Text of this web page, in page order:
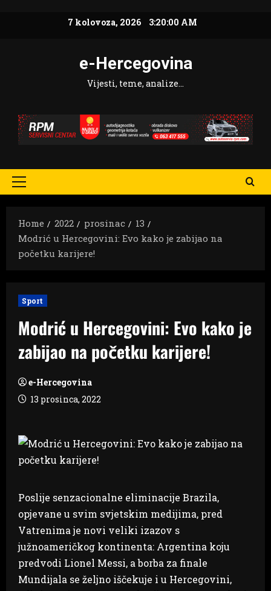
7 kolovoza, 2026 3:20:01 AM
e-Hercegovina
Vijesti, teme, analize…
Primary
Home
2022 prosinac
13
Modrić u Hercegovini: Evo kako je zabijao na
početku karijere!
Sport
Modrić u Hercegovini: Evo kako je
zabijao na početku karijere!
e-Hercegovina
13 prosinca, 2022
Poslije senzacionalne eliminacije Brazila,
opjevane u svim svjetskim medijima, pred
Vatrenima je novi veliki izazov s
južnoameričkog kontinenta: Argentina koju
predvodi Lionel Messi, a borba za finale
Mundijala se željno iščekuje i u Hercegovini,